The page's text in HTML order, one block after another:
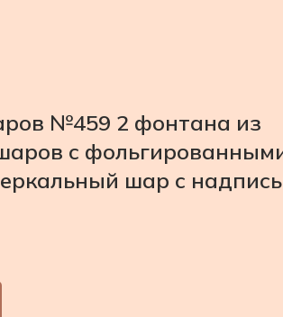
№459 2 фонтана из
с
шар с